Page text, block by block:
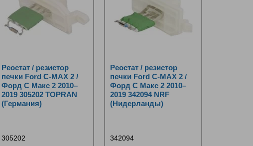
Реостат / резистор
печки Ford C‑MAX 2 /
Форд С Макс 2 2010–
2019 305202 TOPRAN
(Германия)
305202
Реостат / резистор
печки Ford C‑MAX 2 /
Форд С Макс 2 2010–
2019 342094 NRF
(Нидерланды)
342094